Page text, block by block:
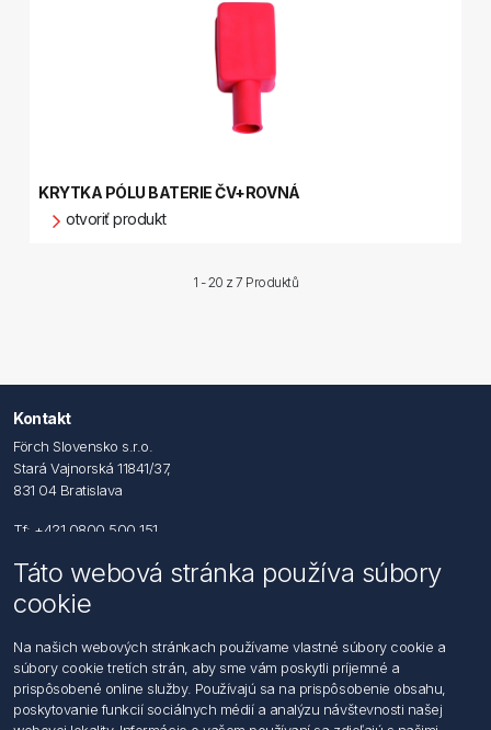
KRYTKA PÓLU BATERIE ČV+ROVNÁ
otvoriť produkt
1 - 20 z7 Produktů
Kontakt
Förch Slovensko s.r.o.
Stará Vajnorská 11841/37,
831 04 Bratislava
Tf: +421 0800 500 151
Email: office@foerch.sk
Kontaktujte nás
Informácie
Imprint
Vyhlásenie k ochrane údajov
Táto webová stránka používa súbory
cookie
Na našich webových stránkach používame vlastné súbory cookie a
súbory cookie tretích strán, aby sme vám poskytli príjemné a
prispôsobené online služby. Používajú sa na prispôsobenie obsahu,
poskytovanie funkcií sociálnych médií a analýzu návštevnosti našej